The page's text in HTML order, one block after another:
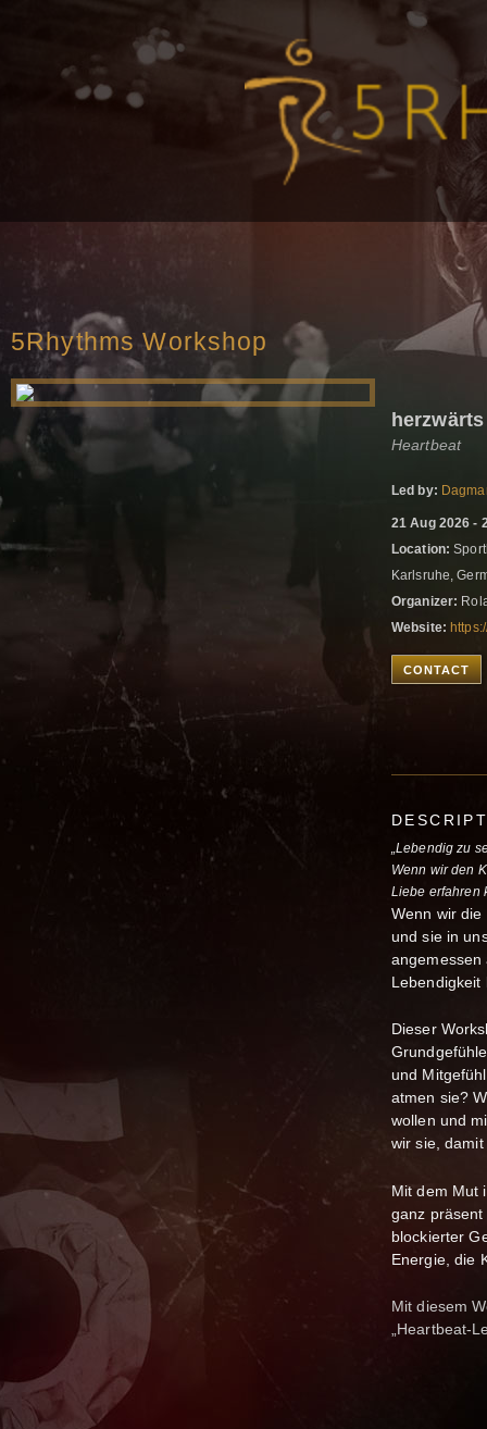
5Rhythms Workshop
herzwärts
Heartbeat
Led by:
21 Aug 2026 -
Location:
Karlsruhe,
Organizer:
Website:
CONTACT
„Lebendig zu
Wenn wir den
Liebe erfahren
Wenn wir
und sie in
angemessen
Lebendigkeit
Dieser
und
atmen sie?
wollen und
wir sie,
Mit dem Mut
ganz
blockierter
Energie, die
Mit diesem
„Heartbeat-